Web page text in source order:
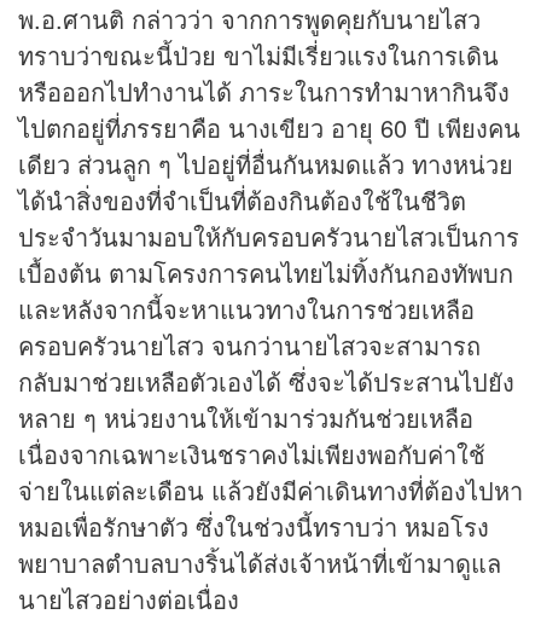
พ.อ.ศานติ กล่าวว่า จากการพูดคุยกับนายไสว
ทราบว่าขณะนี้ป่วย ขาไม่มีเรี่ยวแรงในการเดิน
หรือออกไปทำงานได้ ภาระในการทำมาหากินจึง
ไปตกอยู่ที่ภรรยาคือ นางเขียว อายุ 60 ปี เพียงคน
เดียว ส่วนลูก ๆ ไปอยู่ที่อื่นกันหมดแล้ว ทางหน่วย
ได้นำสิ่งของที่จำเป็นที่ต้องกินต้องใช้ในชีวิต
ประจำวันมามอบให้กับครอบครัวนายไสวเป็นการ
เบื้องต้น ตามโครงการคนไทยไม่ทิ้งกันกองทัพบก
และหลังจากนี้จะหาแนวทางในการช่วยเหลือ
ครอบครัวนายไสว จนกว่านายไสวจะสามารถ
กลับมาช่วยเหลือตัวเองได้ ซึ่งจะได้ประสานไปยัง
หลาย ๆ หน่วยงานให้เข้ามาร่วมกันช่วยเหลือ
เนื่องจากเฉพาะเงินชราคงไม่เพียงพอกับค่าใช้
จ่ายในแต่ละเดือน แล้วยังมีค่าเดินทางที่ต้องไปหา
หมอเพื่อรักษาตัว ซึ่งในช่วงนี้ทราบว่า หมอโรง
พยาบาลตำบลบางริ้นได้ส่งเจ้าหน้าที่เข้ามาดูแล
นายไสวอย่างต่อเนื่อง